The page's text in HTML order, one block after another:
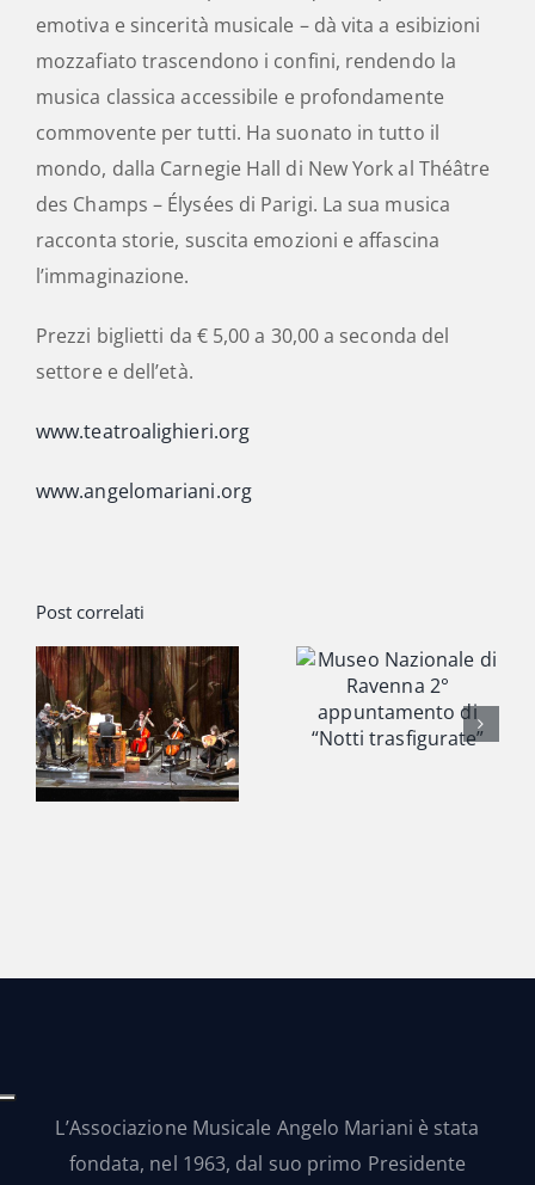
emotiva e sincerità musicale – dà vita a esibizioni
mozzafiato trascendono i confini, rendendo la
musica classica accessibile e profondamente
commovente per tutti. Ha suonato in tutto il
mondo, dalla Carnegie Hall di New York al Théâtre
des Champs – Élysées di Parigi. La sua musica
racconta storie, suscita emozioni e affascina
l’immaginazione.
Prezzi biglietti da € 5,00 a 30,00 a seconda del
settore e dell’età.
www.teatroalighieri.org
www.angelomariani.org
Post correlati
L’Associazione Musicale Angelo Mariani è stata
fondata, nel 1963, dal suo primo Presidente